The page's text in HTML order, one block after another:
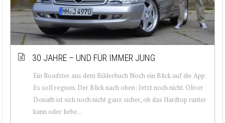
30 JAHRE – UND FÜR IMMER JUNG
Ein Roadster aus dem Bilderbuch Noch ein Blick auf die App:
Es soll regnen. Der Blick nach oben: Jetzt noch nicht. Oliver
Donath ist sich noch nicht ganz sicher, ob das Hardtop runter
kann oder liebe...